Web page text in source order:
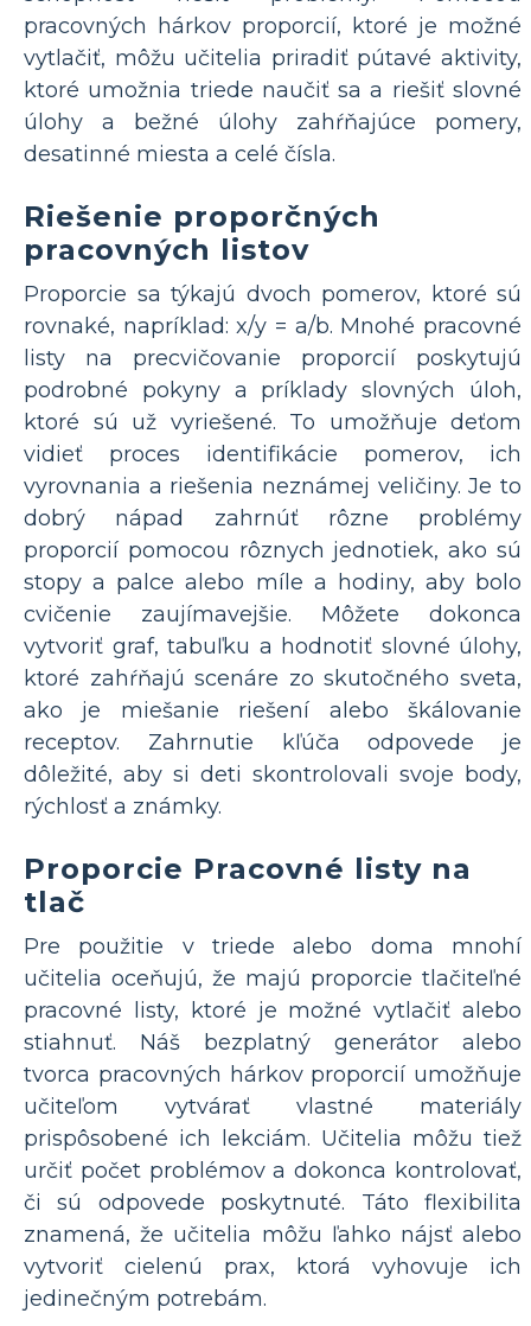
pracovných hárkov proporcií, ktoré je možné
vytlačiť, môžu učitelia priradiť pútavé aktivity,
ktoré umožnia triede naučiť sa a riešiť slovné
úlohy a bežné úlohy zahŕňajúce pomery,
desatinné miesta a celé čísla.
Riešenie proporčných
pracovných listov
Proporcie sa týkajú dvoch pomerov, ktoré sú
rovnaké, napríklad: x/y = a/b. Mnohé pracovné
listy na precvičovanie proporcií poskytujú
podrobné pokyny a príklady slovných úloh,
ktoré sú už vyriešené. To umožňuje deťom
vidieť proces identifikácie pomerov, ich
vyrovnania a riešenia neznámej veličiny. Je to
dobrý nápad zahrnúť rôzne problémy
proporcií pomocou rôznych jednotiek, ako sú
stopy a palce alebo míle a hodiny, aby bolo
cvičenie zaujímavejšie. Môžete dokonca
vytvoriť graf, tabuľku a hodnotiť slovné úlohy,
ktoré zahŕňajú scenáre zo skutočného sveta,
ako je miešanie riešení alebo škálovanie
receptov. Zahrnutie kľúča odpovede je
dôležité, aby si deti skontrolovali svoje body,
rýchlosť a známky.
Proporcie Pracovné listy na
tlač
Pre použitie v triede alebo doma mnohí
učitelia oceňujú, že majú proporcie tlačiteľné
pracovné listy, ktoré je možné vytlačiť alebo
stiahnuť. Náš bezplatný generátor alebo
tvorca pracovných hárkov proporcií umožňuje
učiteľom vytvárať vlastné materiály
prispôsobené ich lekciám. Učitelia môžu tiež
určiť počet problémov a dokonca kontrolovať,
či sú odpovede poskytnuté. Táto flexibilita
znamená, že učitelia môžu ľahko nájsť alebo
vytvoriť cielenú prax, ktorá vyhovuje ich
jedinečným potrebám.